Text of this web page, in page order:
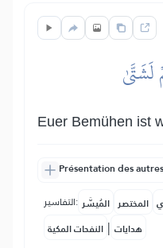
Euer Bemühen ist
Présentation des
التفاسير: المُيسَّر المختصر
النفحات المكية | هدايات